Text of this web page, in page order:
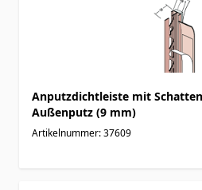
Anputzdichtleiste mit
Außenputz (9 mm)
Artikelnummer: 37609